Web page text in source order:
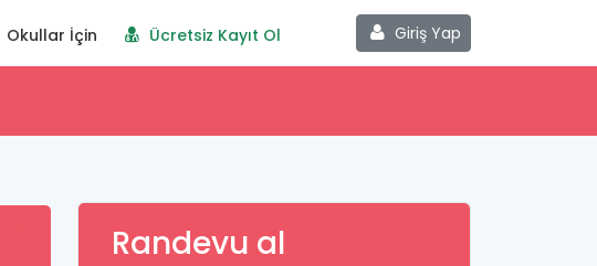
Giriş Yap
Okullar İçin Ücretsiz Kayıt Ol
Randevu al